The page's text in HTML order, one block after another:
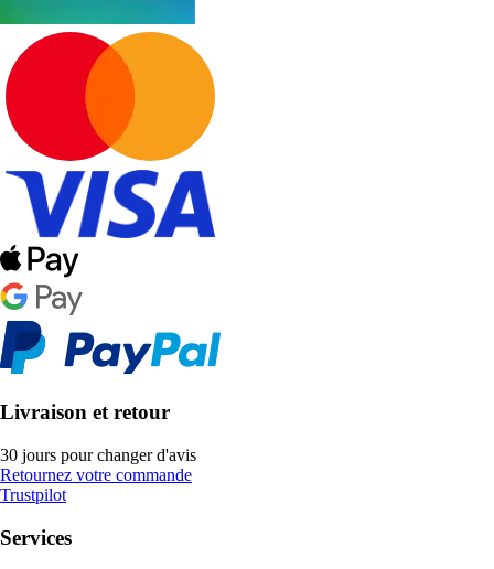
Livraison et retour
30 jours pour changer d'avis
Retournez votre commande
Trustpilot
Services